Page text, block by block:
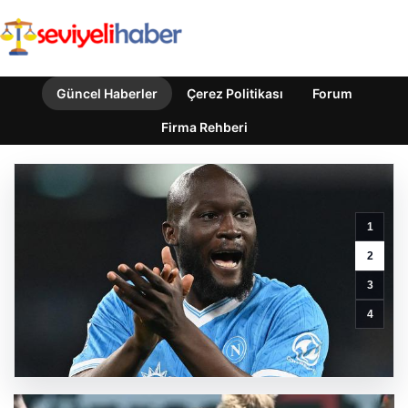
Güncel Haberler Çerez Politikası Forum
Firma Rehberi
1
2
3
4
Öncesinde
Leandro
Trossard
Müjdesiyle
Güçleniyor